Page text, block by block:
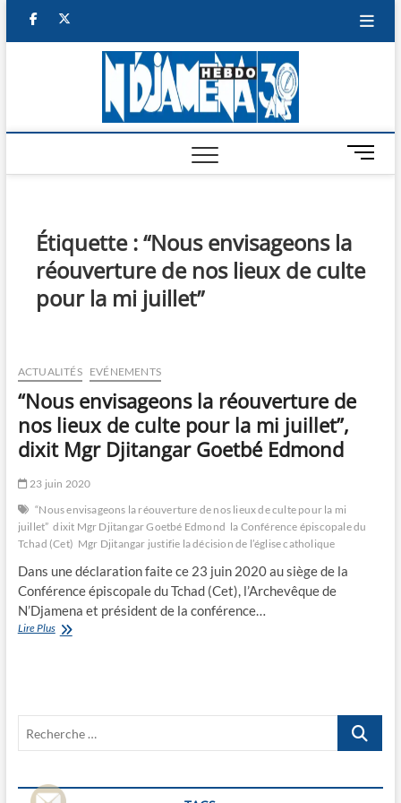
facebook
M
e
t
Étiquette :“Nous envisageons la
réouverture de nos lieux de culte
pour la mi juillet”
ACTUALITÉS EVÉNEMENTS
“Nous envisageons la réouverture de
nos lieux de culte pour la mi juillet”,
dixit Mgr Djitangar Goetbé Edmond
23 juin 2020
“Nous envisageons la réouverture de nos lieux de culte pour la mi
juillet” dixit Mgr Djitangar Goetbé Edmond la Conférence épiscopale du
Tchad (Cet) Mgr Djitangar justifie la décision de l’église catholique
Dans une déclaration faite ce 23 juin 2020 au siège de la
Conférence épiscopale du Tchad (Cet), l’Archevêque de
N’Djamena et président de la conférence…
Lire Plus“Nous
de
la
Recherche